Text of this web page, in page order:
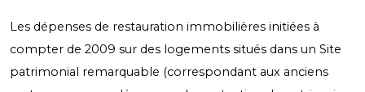
Les dépenses de restauration immobilières initiées à
compter de 2009 sur des logements situés dans un Site
patrimonial remarquable (correspondant aux anciens